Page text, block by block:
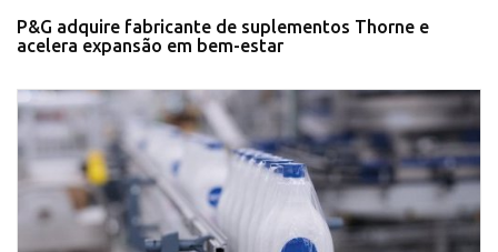
P&G adquire fabricante de suplementos Thorne e
acelera expansão em bem-estar